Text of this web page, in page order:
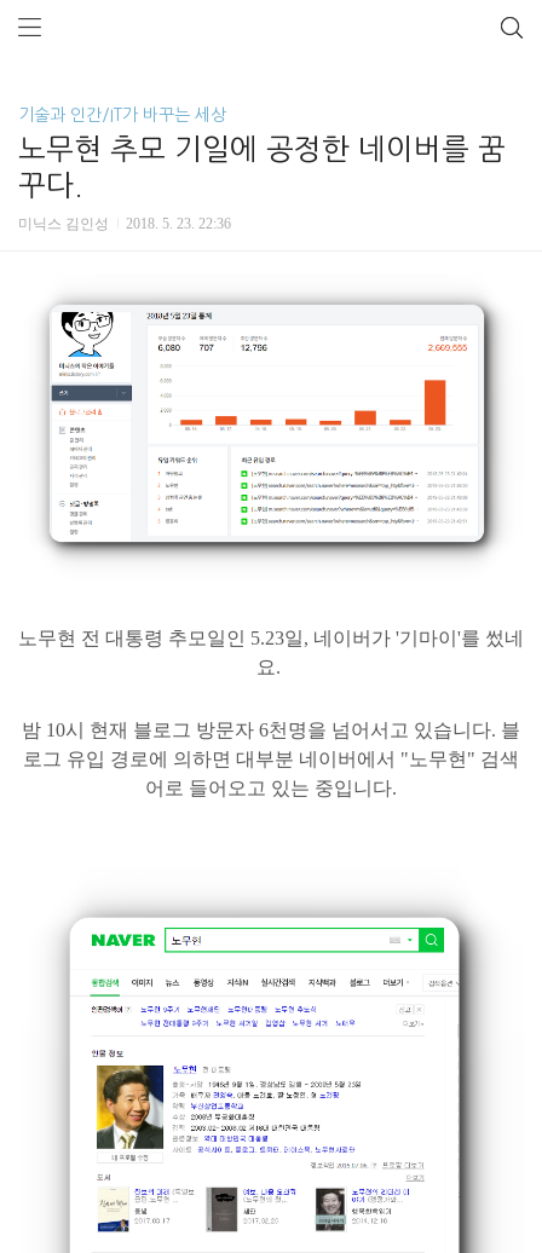
기술과 인간/IT가 바꾸는 세상
노무현 추모 기일에 공정한 네이버를 꿈
꾸다.
미닉스 김인성 2018. 5. 23. 22:36
노무현 전 대통령 추모일인 5.23일, 네이버가 '기마이'를 썼네
요.
밤 10시 현재 블로그 방문자 6천명을 넘어 서고 있습니다. 블
로그 유입 경로에 의하면 대부분 네이버에서 "노무현" 검색
어로 들어오고 있는 중입니다.